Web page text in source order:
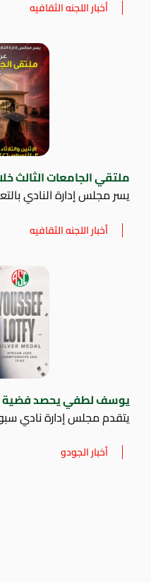
أخبار اللجنه الثقافيه
ملتقي الجامعات
يسر مجلس إدارة النادي
أخبار اللجنه الثقافيه
يوسف لطفي يحصد فضية
يتقدم مجلس إدارة نادي
أخبار الجودو